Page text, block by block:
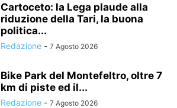
Cartoceto: la Lega plaude alla
riduzione della Tari, la buona
politica...
Redazione - 7 Agosto 2026
Bike Park del Montefeltro, oltre 7
km di piste ed il...
Redazione - 7 Agosto 2026